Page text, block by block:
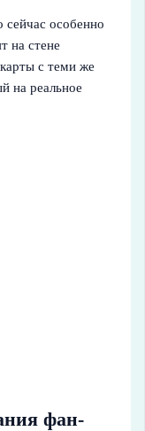
сейчас особенно
на стене
с теми же
на реальное
фан-